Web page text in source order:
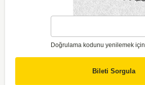
Doğrulama kodunu yenilemek için
Bileti Sorgula